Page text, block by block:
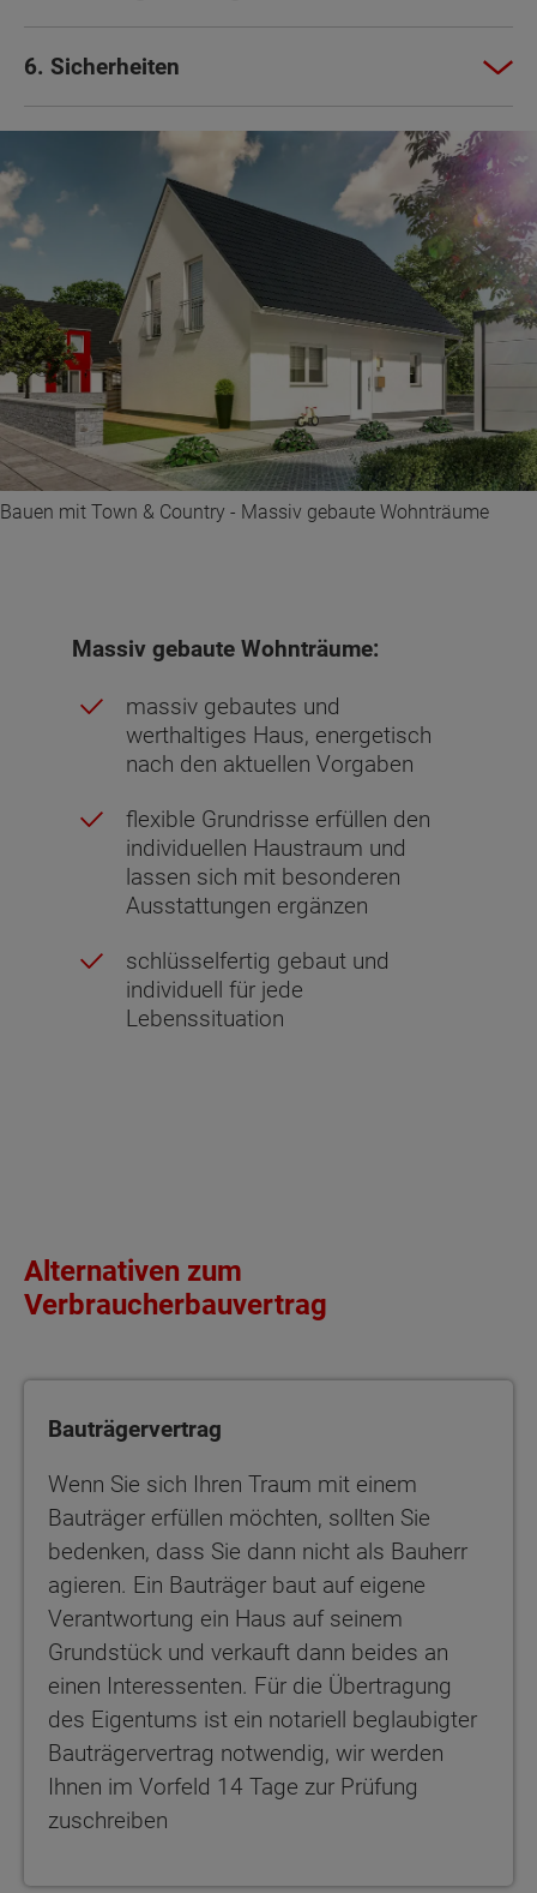
6. Sicherheiten
Bauen mit Town & Country - Massiv gebaute Wohnträume
Massiv gebaute Wohnträume:
massiv gebautes und
werthaltiges Haus, energetisch
nach den aktuellen Vorgaben
flexible Grundrisse erfüllen den
individuellen Haustraum und
lassen sich mit besonderen
Ausstattungen ergänzen
schlüsselfertig gebaut und
individuell für jede
Lebenssituation
Alternativen zum
Verbraucherbauvertrag
Bauträgervertrag
Wenn Sie sich Ihren Traum mit einem
Bauträger erfüllen möchten, sollten Sie
bedenken, dass Sie dann nicht als Bauherr
agieren. Ein Bauträger baut auf eigene
Verantwortung ein Haus auf seinem
Grundstück und verkauft dann beides an
einen Interessenten. Für die Übertragung
des Eigentums ist ein notariell beglaubigter
Bauträgervertrag notwendig, wir werden
Ihnen im Vorfeld 14 Tage zur Prüfung
zuschreiben